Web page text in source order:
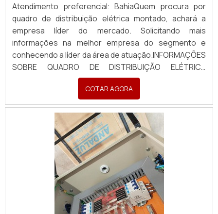
Atendimento preferencial: BahiaQuem procura por
quadro de distribuição elétrica montado, achará a
empresa líder do mercado. Solicitando mais
informações na melhor empresa do segmento e
conhecendo a líder da área de atuação.INFORMAÇÕES
SOBRE QUADRO DE DISTRIBUIÇÃO ELÉTRICA
MONTADOQuem busca por quadro de distribuição
elétrica montado em uma empresa inovadora,
descobre a Pégaso Soluções Elétricas. Uma empresa
com alto know-how em banco de...
COTAR AGORA